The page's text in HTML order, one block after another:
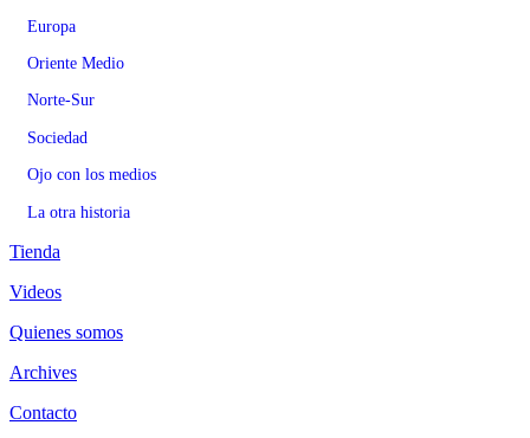
Europa
Oriente Medio
Norte-Sur
Sociedad
Ojo con los medios
La otra historia
Tienda
Videos
Quienes somos
Archives
Contacto